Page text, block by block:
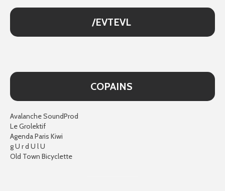
/EVTEVL
COPAINS
Avalanche SoundProd
Le Grolektif
Agenda Paris Kiwi
g U r d U l U
Old Town Bicyclette